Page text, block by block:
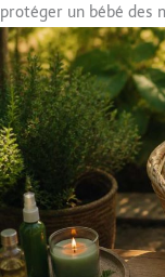
protéger un bébé des